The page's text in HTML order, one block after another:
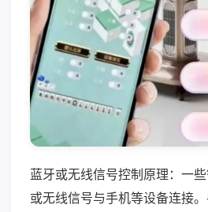
蓝牙或无线信号控制原理：一
或无线信号与手机等设备连接